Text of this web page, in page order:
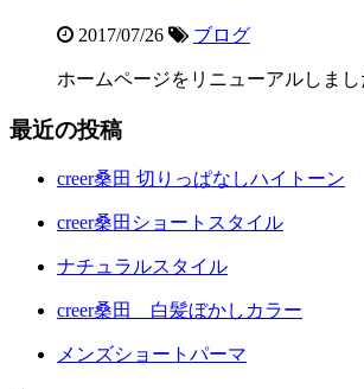
2017/07/26 ブログ
ホームページをリニューアルしまし
最近の投稿
creer桑田 切りっぱなしハイトーン
creer桑田ショートスタイル
ナチュラルスタイル
creer桑田 白髪ぼかしカラー
メンズショートパーマ